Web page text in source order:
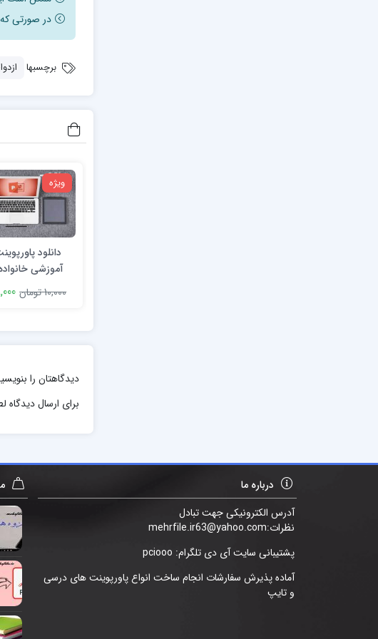
در صورتی که
برچسبها
ویژه
دانلود
آموزشی
10,000 تومان
8,000
دیدگاهتان را
برای ارسال دیدگاه
درباره ما
آدرس الکترونیکی جهت تبادل
نظرات:mehrfile.ir63@yahoo.com
پشتیبانی سایت آی دی تلگرام: pciooo
آماده پذیرش سفارشات انجام ساخت انواع پاورپوینت های درسی
و تایپ